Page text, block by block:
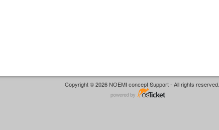
Copyright © 2026 NOEMI concept Support - All rights reserved.